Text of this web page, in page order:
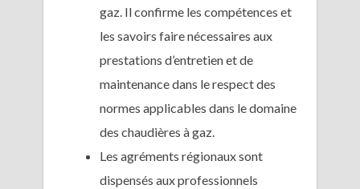
gaz. Il confirme les compétences et
les savoirs faire nécessaires aux
prestations d’entretien et de
maintenance dans le respect des
normes applicables dans le domaine
des chaudières à gaz.
Les agréments régionaux sont
dispensés aux professionnels